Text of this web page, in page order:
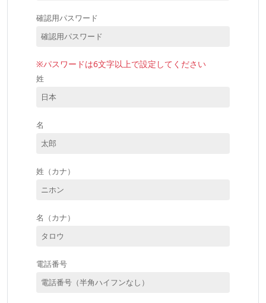
確認用パスワード
※パスワードは6文字以上で設定してください
姓
名
姓（カナ）
名（カナ）
電話番号